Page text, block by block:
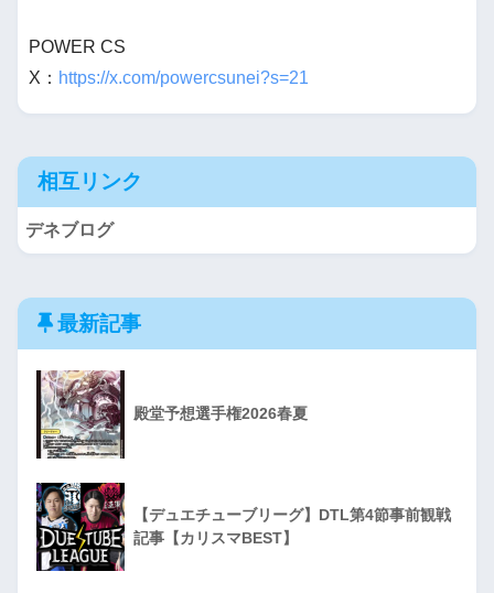
POWER CS
X： https://x.com/powercsunei?s=21
相互リンク
デネブログ
最新記事
殿堂予想選手権2026春夏
【デュエチューブリーグ】DTL第4節事前観戦
記事【カリスマBEST】